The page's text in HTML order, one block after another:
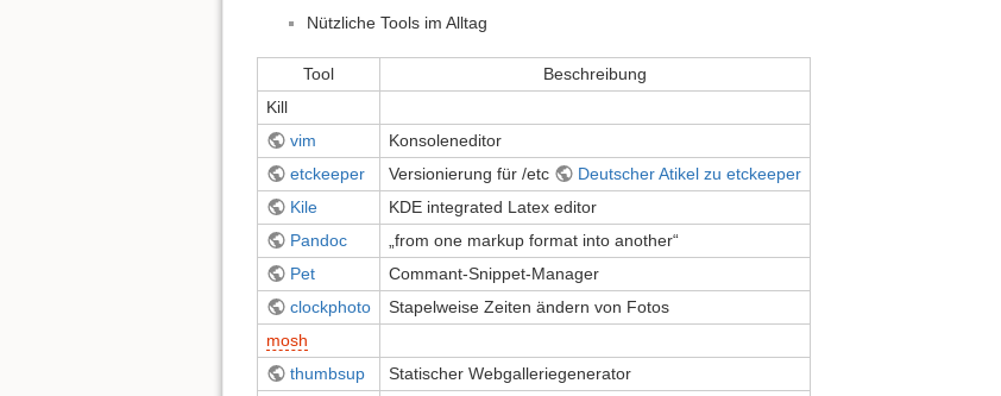
Nützliche Tools im Alltag
Tool
Beschreibung
Kill
vim
Konsoleneditor
etckeeper
Versionierung für /etc
Deutscher Atikel zu etckeeper
Kile
KDE integrated Latex editor
Pandoc
„from one markup format into another“
Pet
Commant-Snippet-Manager
clockphoto
Stapelweise Zeiten ändern von Fotos
mosh
thumbsup
Statischer Webgalleriegenerator